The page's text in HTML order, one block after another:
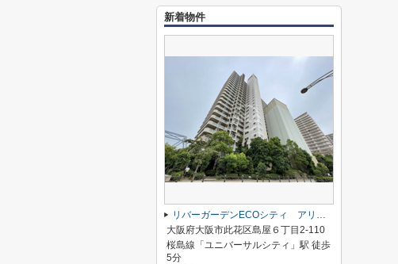
新着物件
リバーガーデンECOシティ アリスの森
大阪府大阪市此花区島屋６丁目2-110
桜島線「ユニバーサルシティ」駅 徒歩
5分